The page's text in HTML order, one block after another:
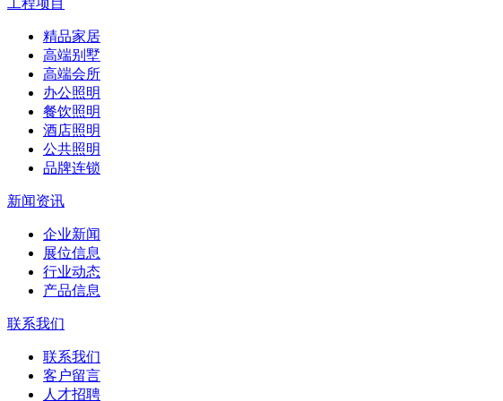
工程项目
精品家居
高端别墅
高端会所
办公照明
餐饮照明
酒店照明
公共照明
品牌连锁
新闻资讯
企业新闻
展位信息
行业动态
产品信息
联系我们
联系我们
客户留言
人才招聘